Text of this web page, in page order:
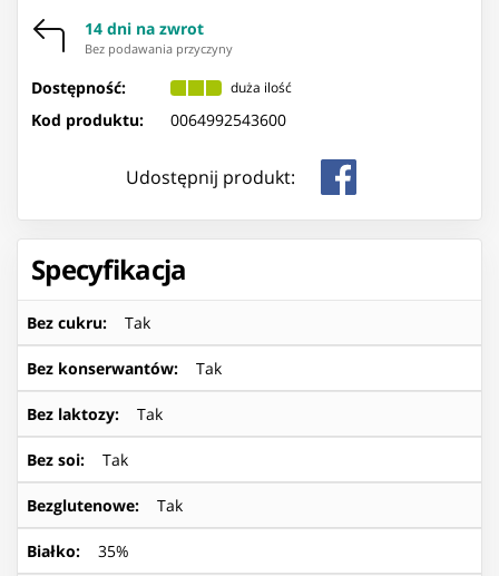
14 dni na zwrot
Bez podawania przyczyny
Dostępność: duża ilość
Kod produktu: 0064992543600
Udostępnij produkt:
Specyfikacja
Bez cukru: Tak
Bez konserwantów: Tak
Bez laktozy: Tak
Bez soi: Tak
Bezglutenowe: Tak
Białko: 35%